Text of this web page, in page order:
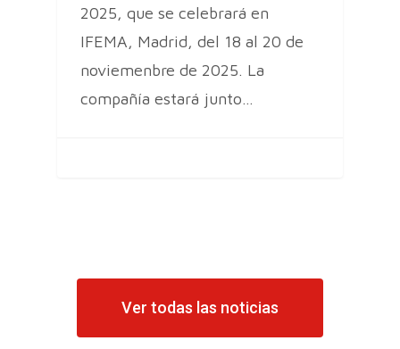
2025, que se celebrará en
IFEMA, Madrid, del 18 al 20 de
noviemenbre de 2025. La
compañía estará junto…
Ver todas las noticias